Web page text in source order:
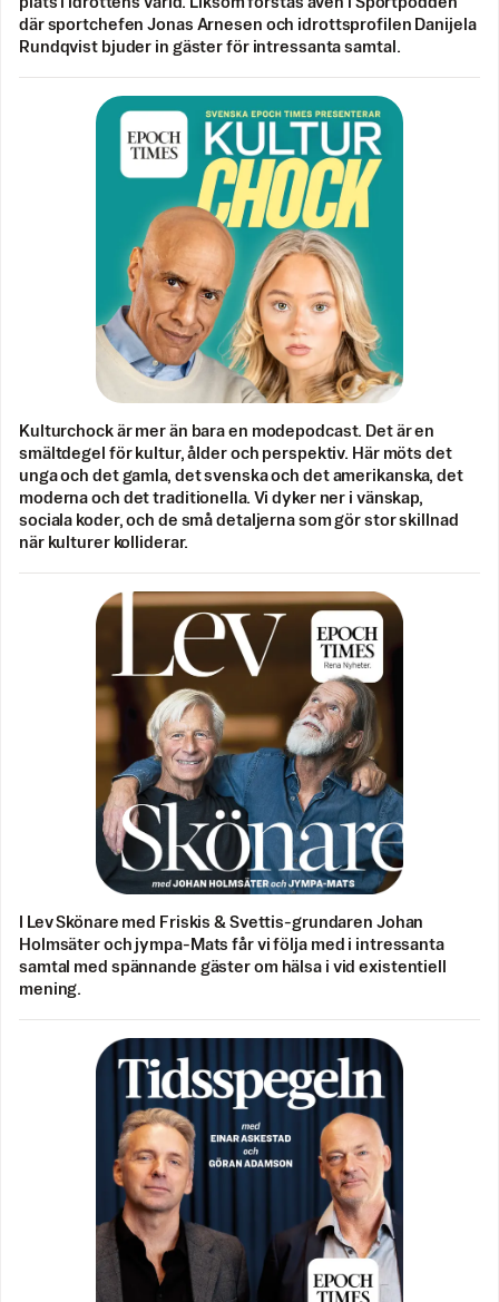
där sportchefen Jonas Arnesen och idrottsprofilen Danijela
Rundqvist bjuder in gäster för intressanta samtal.
Kulturchock är mer än bara en modepodcast. Det är en
smältdegel för kultur, ålder och perspektiv. Här möts det
unga och det gamla, det svenska och det amerikanska, det
moderna och det traditionella. Vi dyker ner i vänskap,
sociala koder, och de små detaljerna som gör stor skillnad
när kulturer kolliderar.
I Lev Skönare med Friskis & Svettis-grundaren Johan
Holmsäter och jympa-Mats får vi följa med i intressanta
samtal med spännande gäster om hälsa i vid existentiell
mening.